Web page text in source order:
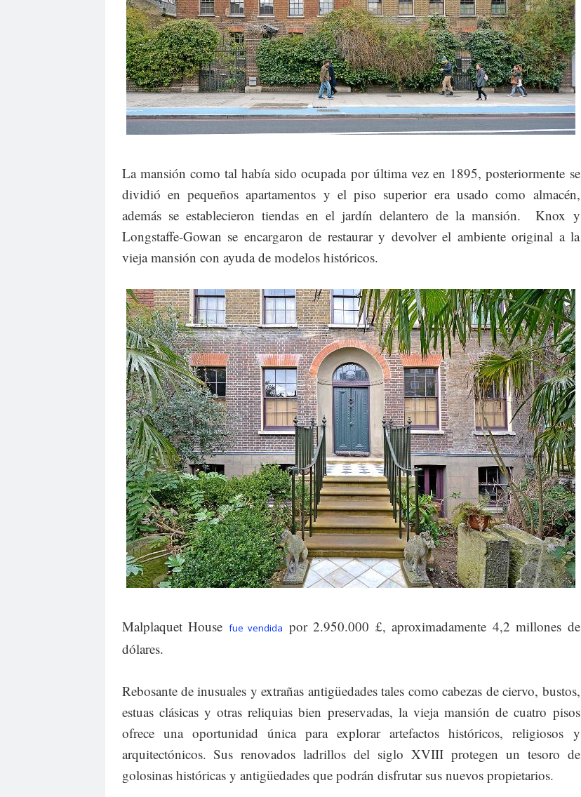
La mansión como tal había sido ocupada por última vez en 1895, posteriormente se
dividió en pequeños apartamentos y el piso superior era usado como almacén,
además se establecieron tiendas en el jardín delantero de la mansión. Knox y
Longstaffe-Gowan se encargaron de restaurar y devolver el ambiente original a la
vieja mansión con ayuda de modelos históricos.
Malplaquet House fue vendida por 2.950.000 £, aproximadamente 4,2 millones de
dólares.
Rebosante de inusuales y extrañas antigüedades tales como cabezas de ciervo, bustos,
estuas clásicas y otras reliquias bien preservadas, la vieja mansión de cuatro pisos
ofrece una oportunidad única para explorar artefactos históricos, religiosos y
arquitectónicos. Sus renovados ladrillos del siglo XVIII protegen un tesoro de
golosinas históricas y antigüedades que podrán disfrutar sus nuevos propietarios.